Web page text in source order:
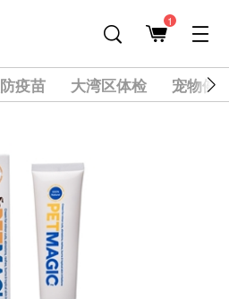
1
疫苗 大湾区体检 宠物健